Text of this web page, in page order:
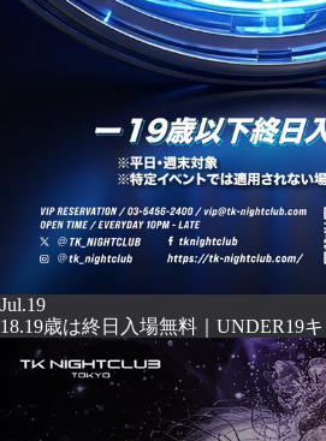
Jul.19
18.19歳は終日入場無料｜UNDER19